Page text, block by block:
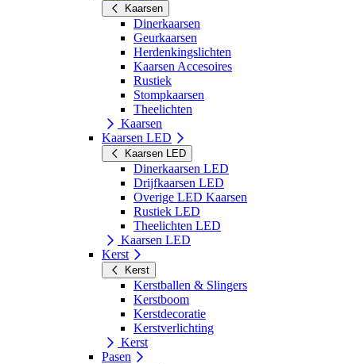
Kaarsen
Dinerkaarsen
Geurkaarsen
Herdenkingslichten
Kaarsen Accesoires
Rustiek
Stompkaarsen
Theelichten
Kaarsen
Kaarsen LED
Kaarsen LED
Dinerkaarsen LED
Drijfkaarsen LED
Overige LED Kaarsen
Rustiek LED
Theelichten LED
Kaarsen LED
Kerst
Kerst
Kerstballen & Slingers
Kerstboom
Kerstdecoratie
Kerstverlichting
Kerst
Pasen